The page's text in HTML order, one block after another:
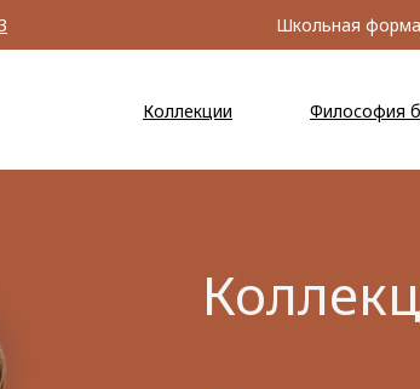
Коллекции Философия
Школьная